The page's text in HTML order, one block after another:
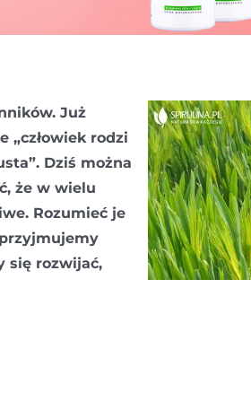
Już
„człowiek rodzi
Dziś można
że w wielu
Rozumieć je
się rozwijać,